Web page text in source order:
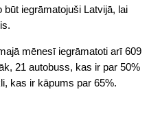
iegrāmatojuši Latvijā, lai
mēnesī iegrāmatoti arī 609
21 autobuss, kas ir par 50%
kas ir kāpums par 65%.